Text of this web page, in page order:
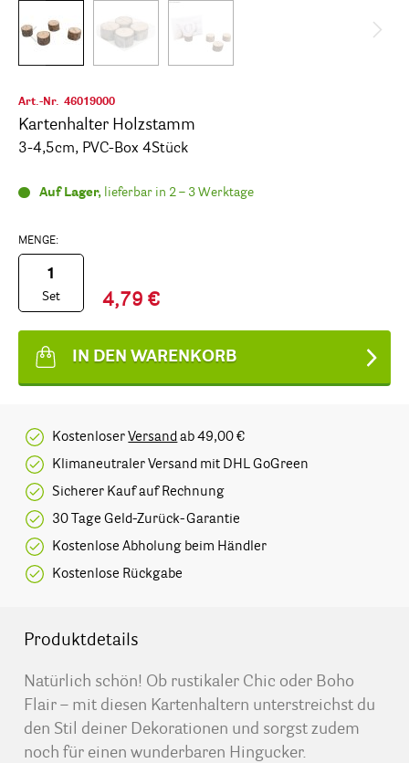
Art.-Nr. 46019000
Kartenhalter Holzstamm
3-4,5cm, PVC-Box 4Stück
Auf Lager, lieferbar in 2 – 3 Werktage
IN DEN WARENKORB
MENGE:
Set 4,79 €
KostenloserVersand ab 49,00 €
Klimaneutraler Versand mit DHL GoGreen
Sicherer Kauf auf Rechnung
30 Tage Geld-Zurück-Garantie
Kostenlose Abholung beim Händler
Kostenlose Rückgabe
Produktdetails
Natürlich schön! Ob rustikaler Chic oder Boho
Flair – mit diesen Kartenhaltern unterstreichst du
den Stil deiner Dekorationen und sorgst zudem
noch für einen wunderbaren Hingucker.